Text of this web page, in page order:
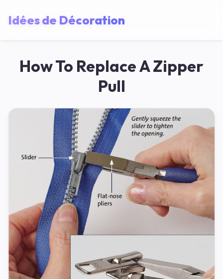
Idées de Décoration
How To Replace A Zipper
Pull